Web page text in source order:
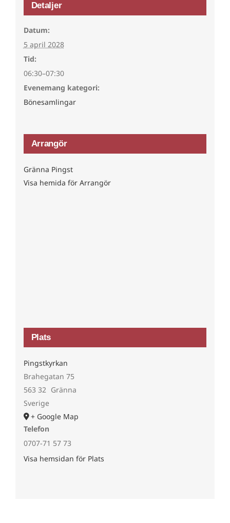
Detaljer
Datum:
5 april 2028
Tid:
06:30–07:30
Evenemang kategori:
Bönesamlingar
Arrangör
Gränna Pingst
Visa hemida för Arrangör
Plats
Pingstkyrkan
Brahegatan 75
563 32 Gränna
Sverige
+ Google Map
Telefon
0707-71 57 73
Visa hemsidan för Plats